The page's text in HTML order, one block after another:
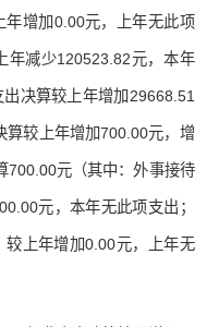
年增加0.00元，上年无此项
年减少120523.82元，本年
决算较上年增加29668.51
算较上年增加700.00元，增
700.00元（其中：外事接待
元，本年无此项支出；
较上年增加0.00元，上年无